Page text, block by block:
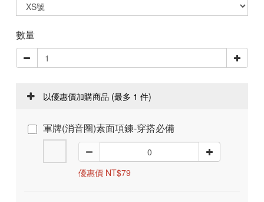
數量
以優惠價加購商品 (最多 1 件)
軍牌(消音圈)素面項鍊-穿搭必備
優惠價 NT$79